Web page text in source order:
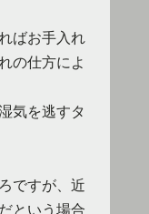
ばお手入れ
の仕方によ
気を逃すタ
ですが、近
という場合